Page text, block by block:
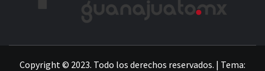
Copyright © 2023. Todo los derechos reservados. | Tema: